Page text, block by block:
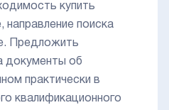
купить
поиска
Предложить
документы об
практически в
квалификационного